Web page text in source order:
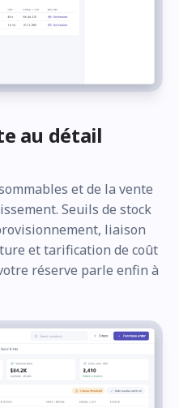
au détail
et de la vente
Seuils de stock
liaison
et tarification de coût
réserve parle enfin à